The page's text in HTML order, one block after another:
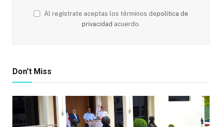
Al regístrate aceptas los términos depolítica de
privacidad acuerdo.
Don't Miss